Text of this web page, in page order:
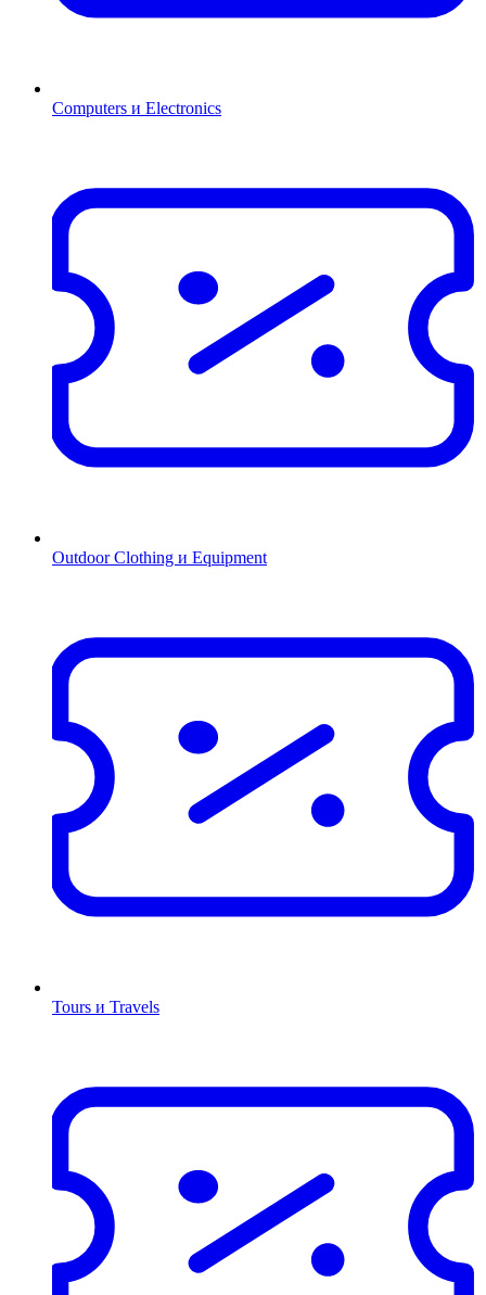
Computers и Electronics
Outdoor Clothing и Equipment
Tours и Travels